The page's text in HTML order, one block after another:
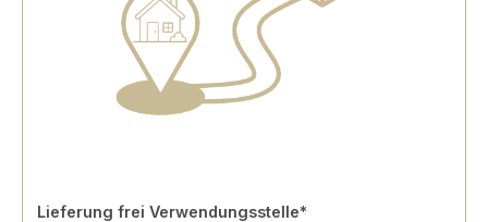
Lieferung frei Verwendungsstelle*